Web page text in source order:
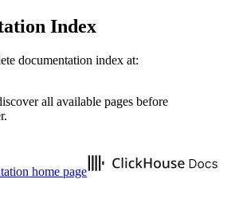
Index
documentation index at:
all available pages before
home page